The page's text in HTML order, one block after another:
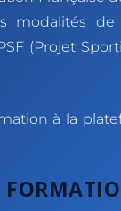
modalités
(Projet
à la